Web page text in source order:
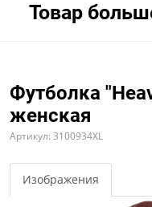
Товар
Футболка
женская
Артикул: 3100934XL
Изображения